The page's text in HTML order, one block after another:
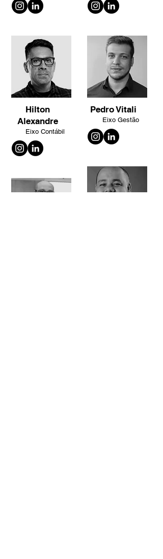
Hilton
Alexandre
Eixo Contábil
Pedro Vitali
Eixo Gestão